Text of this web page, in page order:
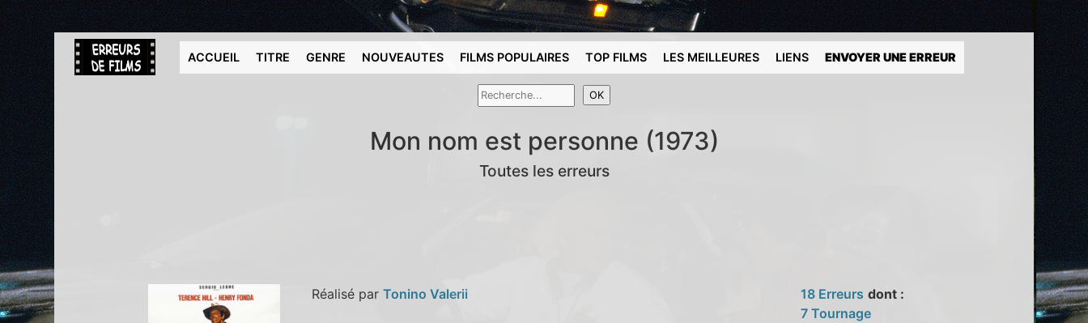
ACCUEIL TITRE GENRE NOUVEAUTES FILMS POPULAIRES TOP FILMS LES MEILLEURES LIENS ENVOYER UNE ERREUR
Mon nom est personne (1973)
Toutes les erreurs
Réalisé par Tonino Valerii 18 Erreurs dont :
7 Tournage